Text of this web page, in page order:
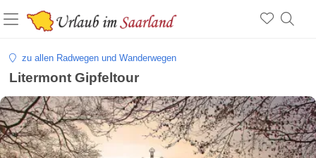
zu allen Radwegen und Wanderwegen
Litermont Gipfeltour